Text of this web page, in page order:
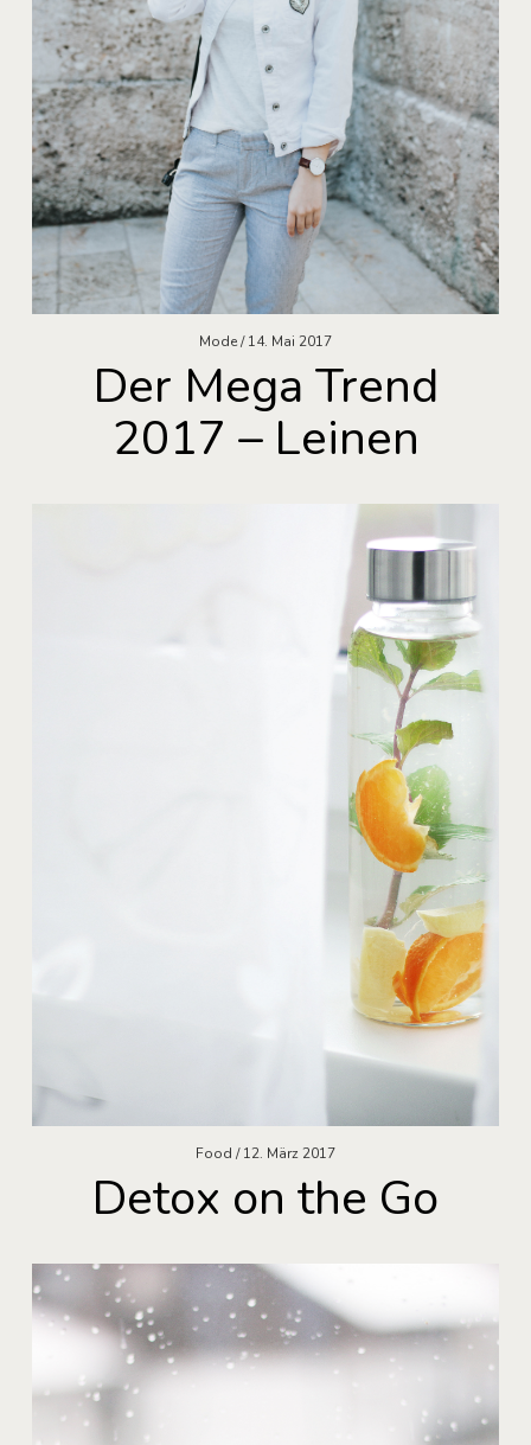
Mode 14. Mai 2017
Der Mega Trend
2017 – Leinen
Food 12. März 2017
Detox on the Go